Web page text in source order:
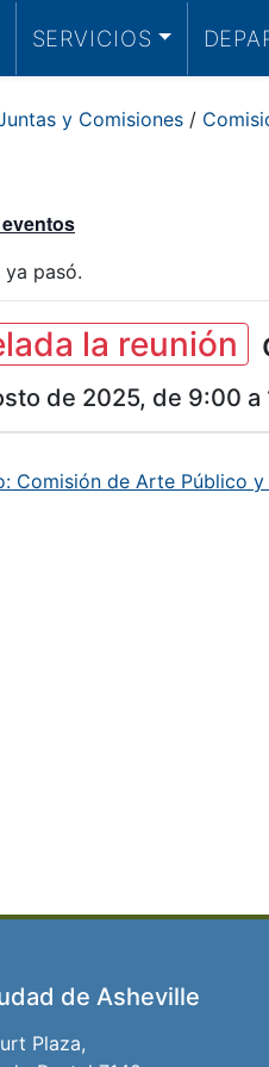
SERVICIOS
y Comisiones /
pasó.
la reunión
de 2025, de 9:00 a
Comisión de Arte Público
de Asheville
Plaza,